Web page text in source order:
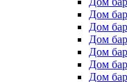
Дом
Дом
Дом
Дом
Дом
Дом